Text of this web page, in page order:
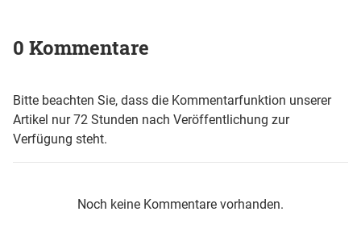
0 Kommentare
Bitte beachten Sie, dass die Kommentarfunktion unserer
Artikel nur 72 Stunden nach Veröffentlichung zur
Verfügung steht.
Noch keine Kommentare vorhanden.